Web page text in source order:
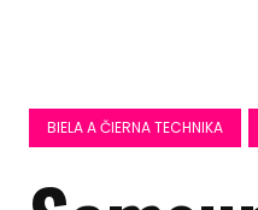
BIELA A ČIERNA TECHNIKA